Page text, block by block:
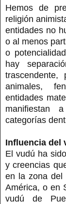
Hemos de
religión
entidades no
o al menos
o
hay
animales,
entidades
manifiestan
categorías
Influencia del
El vudú ha
y creencias
en la zona del
América, o en
vudú de